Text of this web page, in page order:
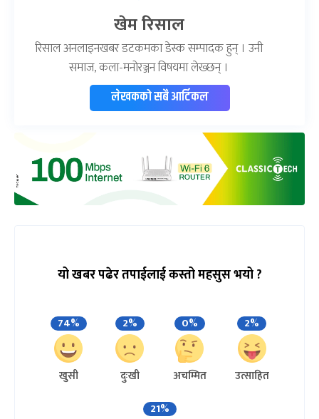
खेम रिसाल
रिसाल अनलाइनखबर डटकमका डेस्क सम्पादक हुन् । उनी
समाज, कला-मनोरञ्जन विषयमा लेख्छन् ।
लेखकको सबै आर्टिकल
यो खबर पढेर तपाईलाई कस्तो महसुस भयो ?
74%
खुसी
2%
दुःखी
0%
अचम्मित
2%
उत्साहित
21%